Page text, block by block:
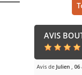
AVIS
Avis de Julien, 06